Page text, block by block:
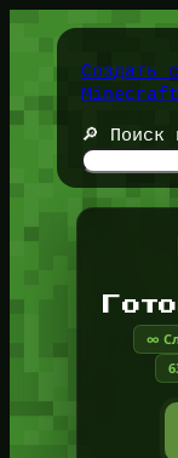
содержимому
Создать
Minecraft
🔎 Поиск
∞